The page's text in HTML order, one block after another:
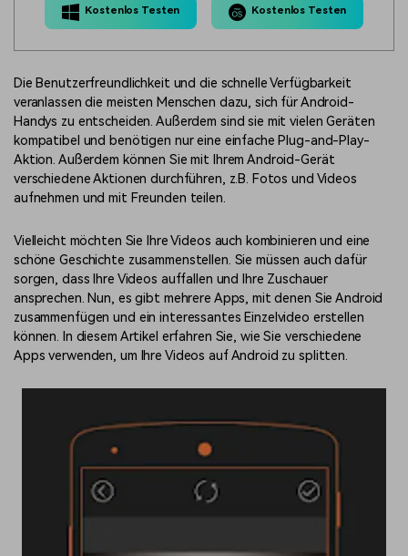
Kostenlos Testen Kostenlos Testen
Die Benutzerfreundlichkeit und die schnelle Verfügbarkeit
veranlassen die meisten Menschen dazu, sich für Android-
Handys zu entscheiden. Außerdem sind sie mit vielen Geräten
kompatibel und benötigen nur eine einfache Plug-and-Play-
Aktion. Außerdem können Sie mit Ihrem Android-Gerät
verschiedene Aktionen durchführen, z.B. Fotos und Videos
aufnehmen und mit Freunden teilen.
Vielleicht möchten Sie Ihre Videos auch kombinieren und eine
schöne Geschichte zusammenstellen. Sie müssen auch dafür
sorgen, dass Ihre Videos auffallen und Ihre Zuschauer
ansprechen. Nun, es gibt mehrere Apps, mit denen Sie Android
zusammenfügen und ein interessantes Einzelvideo erstellen
können. In diesem Artikel erfahren Sie, wie Sie verschiedene
Apps verwenden, um Ihre Videos auf Android zu splitten.